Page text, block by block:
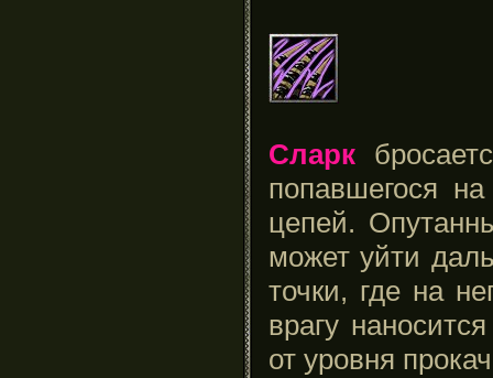
Сларк
попавшегося
цепей.
может уйти
точки, где на
врагу
от уровня